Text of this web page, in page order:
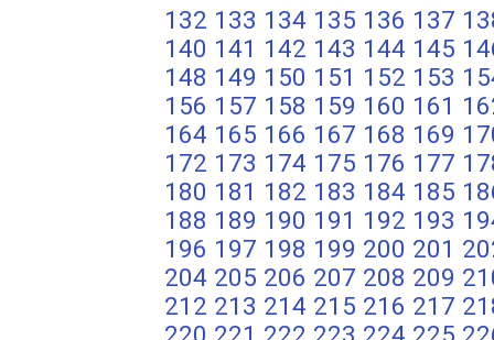
132 133 134 135 136 137
140 141 142 143 144 145
148 149 150 151 152 153
156 157 158 159 160 161
164 165 166 167 168 169
172 173 174 175 176 177
180 181 182 183 184 185
188 189 190 191 192 193
196 197 198 199 200 201
204 205 206 207 208 209
212 213 214 215 216 217